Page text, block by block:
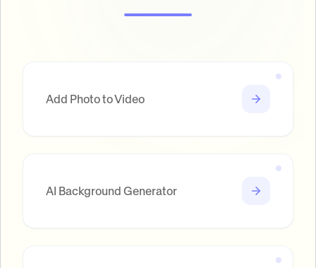
Add Photo to Video
AI Background Generator